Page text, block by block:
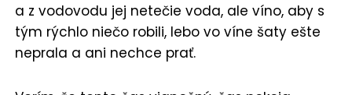
a z vodovodu jej netečie voda, ale víno, aby s
tým rýchlo niečo robili, lebo vo víne šaty ešte
neprala a ani nechce prať.